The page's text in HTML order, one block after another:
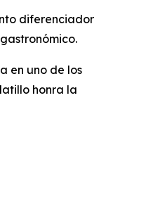
diferenciador
en uno de los
honra la